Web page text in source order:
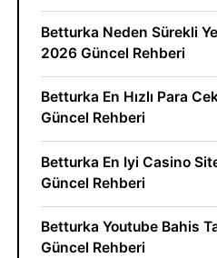
Betturka Neden Sürekli
2026 Güncel Rehberi
Betturka En Hızlı Para
Güncel Rehberi
Betturka En Iyi Casino
Güncel Rehberi
Betturka Youtube Bahis
Güncel Rehberi